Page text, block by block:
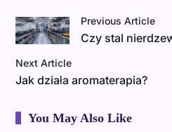
Previous Article
Czy stal
Next Article
Jak działa aromaterapia?
You May Also Like